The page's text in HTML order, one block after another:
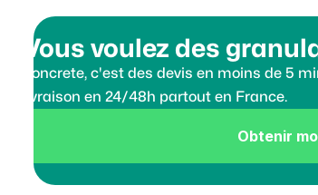
Vous voulez des
Koncrete, c'est des devis en moins de 5
livraison en 24/48h partout en France.
Obtenir